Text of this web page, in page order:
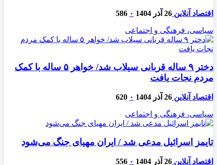
اقتصاد آنلاین 26 آذر 1404 ۰ 586
سیاسی، فرهنگی و اجتماعی
دختر ۹ ساله قربانی سیلاب شد/ خواهر ۵ ساله با کمک
مردم نجات یافت
اقتصاد آنلاین 26 آذر 1404 ۰ 620
سیاسی، فرهنگی و اجتماعی
تایمز اسرائیل مدعی شد / ایران مهیای جنگ می‌شود
اقتصاد آنلاین 26 آذر 1404 ۰ 556